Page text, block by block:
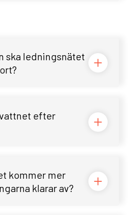
ska ledningsnätet
efter
kommer mer
klarar av?